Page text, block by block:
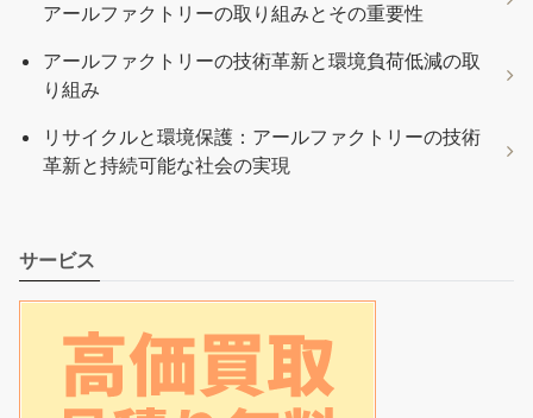
アールファクトリーの取り組みとその重要性
アールファクトリーの技術革新と環境負荷低減の取
り組み
リサイクルと環境保護：アールファクトリーの技術
革新と持続可能な社会の実現
サービス